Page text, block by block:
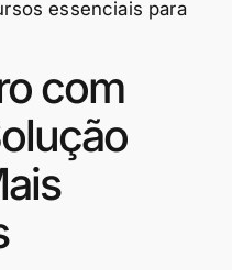
essenciais para
com